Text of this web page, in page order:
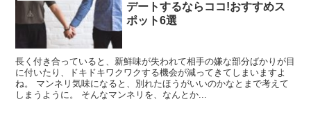
デートするならココ!おすすめス
ポット6選
長く付き合っていると、新鮮味が失われて相手の嫌な部分ばかりが目
に付いたり、ドキドキワクワクする機会が減ってきてしまいますよ
ね。 マンネリ気味になると、別れたほうがいいのかなとまで考えて
しまうように。 そんなマンネリを、なんとか...